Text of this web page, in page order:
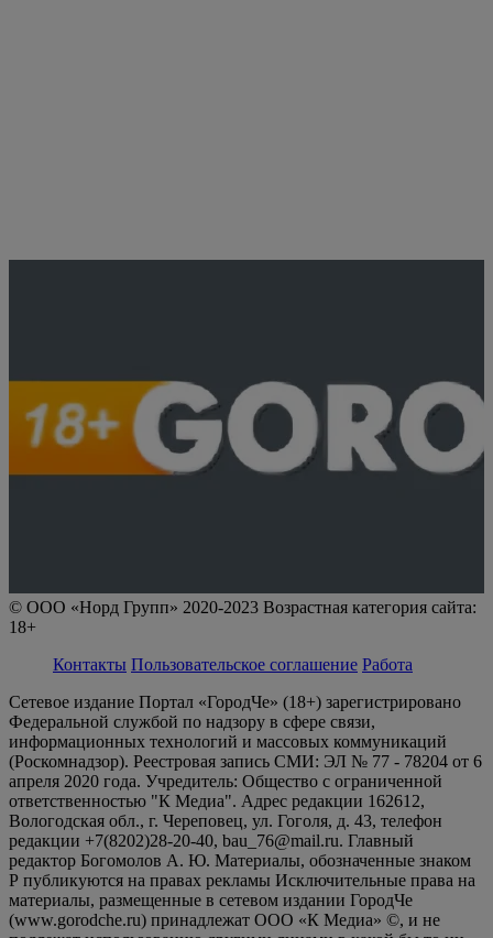
© ООО «Норд Групп» 2020-2023 Возрастная категория сайта:
18+
Контакты Пользовательское соглашение Работа
Сетевое издание Портал «ГородЧе» (18+) зарегистрировано
Федеральной службой по надзору в сфере связи,
информационных технологий и массовых коммуникаций
(Роскомнадзор). Реестровая запись СМИ: ЭЛ № 77 - 78204 от 6
апреля 2020 года. Учредитель: Общество с ограниченной
ответственностью "К Медиа". Адрес редакции 162612,
Вологодская обл., г. Череповец, ул. Гоголя, д. 43, телефон
редакции +7(8202)28-20-40, bau_76@mail.ru. Главный
редактор Богомолов А. Ю. Материалы, обозначенные знаком
Р публикуются на правах рекламы Исключительные права на
материалы, размещенные в сетевом издании ГородЧе
(www.gorodche.ru) принадлежат ООО «К Медиа» ©, и не